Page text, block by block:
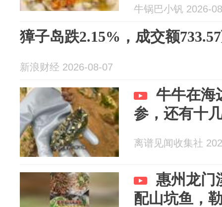
牛锅巴小钒 2026-
獐子岛跌2.15%，成交额
新浪财经 2026-08-07
牛牛在海
参，还有十
离谱见闻收集社
惠州龙门
配山坑鱼，